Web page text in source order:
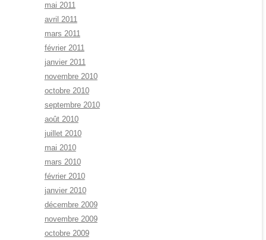
mai 2011
avril 2011
mars 2011
février 2011
janvier 2011
novembre 2010
octobre 2010
septembre 2010
août 2010
juillet 2010
mai 2010
mars 2010
février 2010
janvier 2010
décembre 2009
novembre 2009
octobre 2009